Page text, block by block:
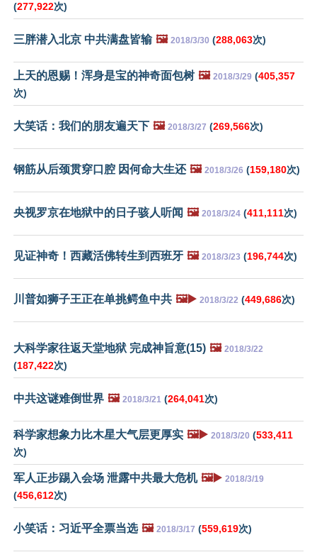
(277,922次)
三胖潜入北京 中共满盘皆输 🖼️ 2018/3/30 (288,063次)
上天的恩赐！浑身是宝的神奇面包树 🖼️ 2018/3/29 (405,357
次)
大笑话：我们的朋友遍天下 🖼️ 2018/3/27 (269,566次)
钢筋从后颈贯穿口腔 因何命大生还 🖼️ 2018/3/26 (159,180次)
央视罗京在地狱中的日子骇人听闻 🖼️ 2018/3/24 (411,111次)
见证神奇！西藏活佛转生到西班牙 🖼️ 2018/3/23 (196,744次)
川普如狮子王正在单挑鳄鱼中共 🖼️▶️ 2018/3/22 (449,686次)
大科学家往返天堂地狱 完成神旨意(15) 🖼️ 2018/3/22
(187,422次)
中共这谜难倒世界 🖼️ 2018/3/21 (264,041次)
科学家想象力比木星大气层更厚实 🖼️▶️ 2018/3/20 (533,411
次)
军人正步踢入会场 泄露中共最大危机 🖼️▶️ 2018/3/19
(456,612次)
小笑话：习近平全票当选 🖼️ 2018/3/17 (559,619次)